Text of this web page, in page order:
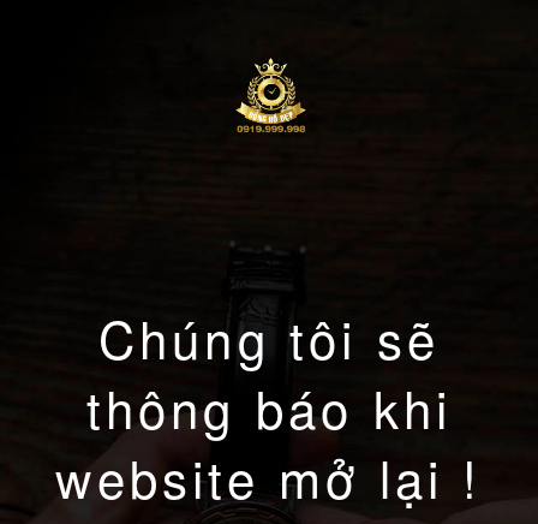
Chúng tôi sẽ
thông báo khi
website mở lại !